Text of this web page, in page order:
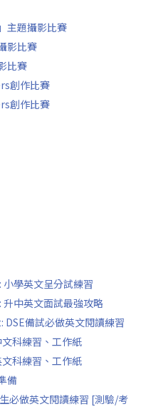
主題攝影比賽
影比賽
比賽
創作比賽
創作比賽
小學英文呈分試練習
升中英文面試最強攻略
DSE備試必做英文閱讀練習
科練習、工作紙
科練習、工作紙
備
必做英文閱讀練習 [測驗/考